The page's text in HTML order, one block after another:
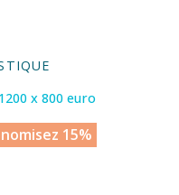
x 800 euro
15%